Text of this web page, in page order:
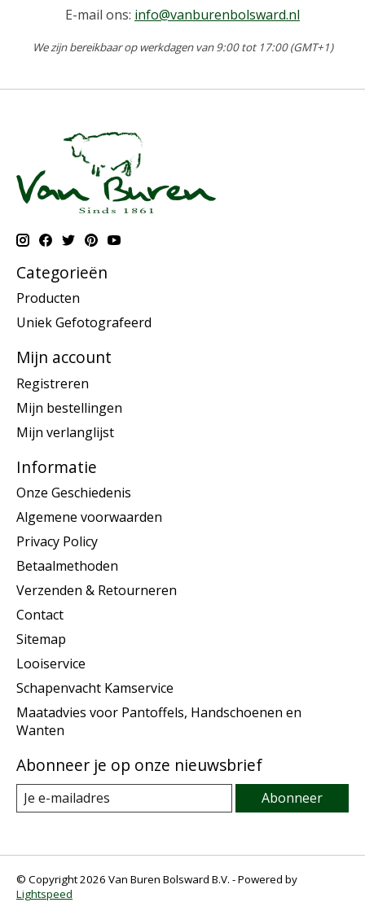
E-mail ons: info@vanburenbolsward.nl
We zijn bereikbaar op werkdagen van 9:00 tot 17:00 (GMT+1)
Categorieën
Producten
Uniek Gefotografeerd
Mijn account
Registreren
Mijn bestellingen
Mijn verlanglijst
Informatie
Onze Geschiedenis
Algemene voorwaarden
Privacy Policy
Betaalmethoden
Verzenden & Retourneren
Contact
Sitemap
Looiservice
Schapenvacht Kamservice
Maatadvies voor Pantoffels, Handschoenen en
Wanten
Abonneer je op onze nieuwsbrief
Abonneer
© Copyright 2026 Van Buren Bolsward B.V. - Powered by
Lightspeed